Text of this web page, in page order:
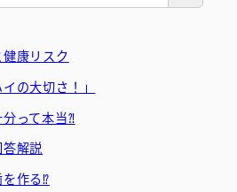
康リスク
の大切さ！」
って本当⁈
解説
作る⁉